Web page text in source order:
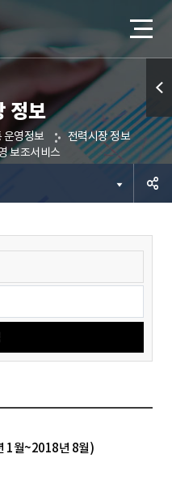
정보
운영정보
전력시장 정보
보조서비스
1월~2018년 8월)
퀵메
뉴 열
기